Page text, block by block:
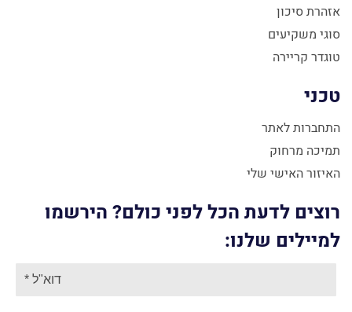
אזהרת סיכון
סוגי משקיעים
טוגדר קריירה
טכני
התחברות לאתר
תמיכה מרחוק
האיזור האישי שלי
רוצים לדעת הכל לפני כולם? הירשמו
למיילים שלנו: